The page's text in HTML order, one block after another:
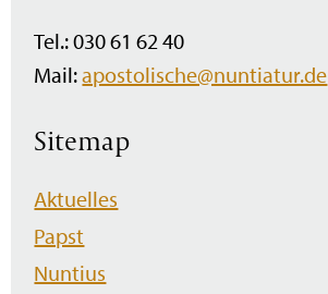
Tel.: 030 61 62 40
Mail:apostolische@nuntiatur.de
Sitemap
Navigation
überspringen
Aktuelles
Papst
Nuntius